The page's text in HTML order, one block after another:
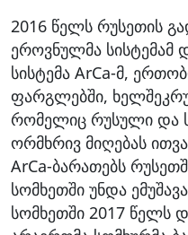
2016 წელს რუსეთის
ეროვნულმა სისტემამ
სისტემა ArCa-მ,
ფარგლებში,
რომელიც რუსული და
ორმხრივ მიღებას
ArCa-ბარათებს
სომხეთში უნდა
სომხეთში 2017 წელს